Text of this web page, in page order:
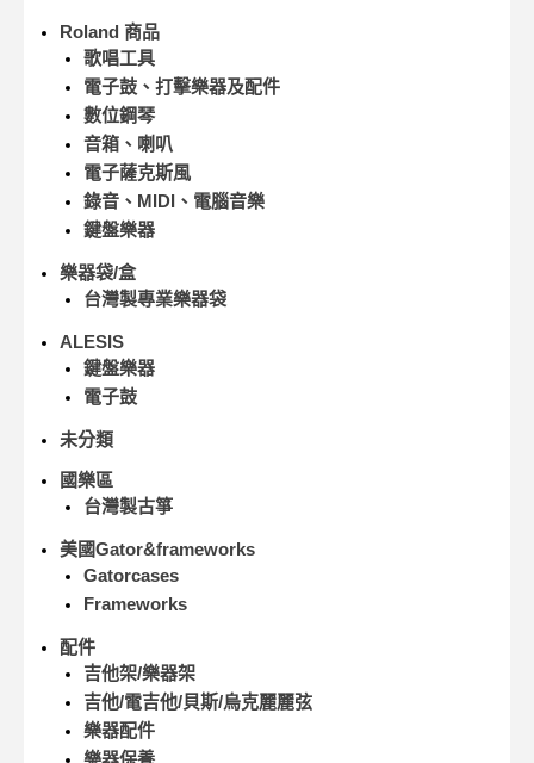
Roland 商品
歌唱工具
電子鼓、打擊樂器及配件
數位鋼琴
音箱、喇叭
電子薩克斯風
錄音、MIDI、電腦音樂
鍵盤樂器
樂器袋/盒
台灣製專業樂器袋
ALESIS
鍵盤樂器
電子鼓
未分類
國樂區
台灣製古箏
美國Gator&frameworks
Gatorcases
Frameworks
配件
吉他架/樂器架
吉他/電吉他/貝斯/烏克麗麗弦
樂器配件
樂器保養